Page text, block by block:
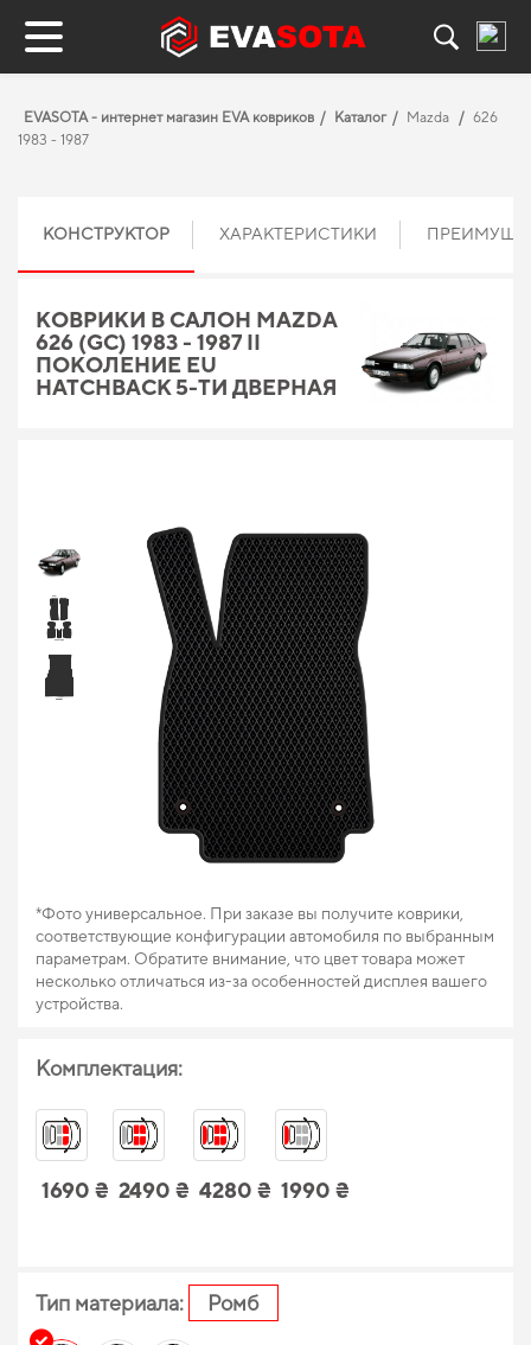
EVASOTA - интернет магазин EVA ковриков Каталог Mazda
626
1983 - 1987
КОНСТРУКТОР ХАРАКТЕРИСТИКИ
КОВРИКИ В САЛОН MAZDA
626 (GC) 1983 - 1987 II
ПОКОЛЕНИЕ EU
HATCHBACK 5-ТИ ДВЕРНАЯ
*Фото универсальное. При заказе вы получите коврики,
соответствующие конфигурации автомобиля по выбранным
параметрам. Обратите внимание, что цвет товара может
несколько отличаться из-за особенностей дисплея вашего
устройства.
Комплектация:
1690 ₴ 2490 ₴ 4280 ₴ 1990 ₴
Тип материала: Ромб